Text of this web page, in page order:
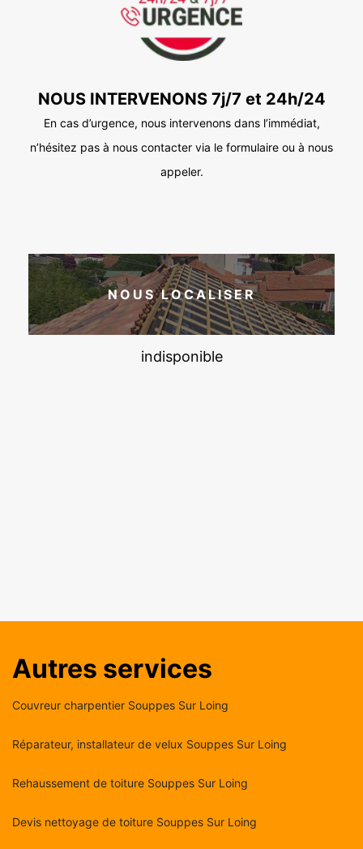
NOUS INTERVENONS 7j/7 et 24h/24
En cas d’urgence, nous intervenons dans l’immédiat,
n’hésitez pas à nous contacter via le formulaire ou à nous
appeler.
NOUS LOCALISER
indisponible
Autres services
Couvreur charpentier Souppes Sur Loing
Réparateur, installateur de velux Souppes Sur Loing
Rehaussement de toiture Souppes Sur Loing
Devis nettoyage de toiture Souppes Sur Loing